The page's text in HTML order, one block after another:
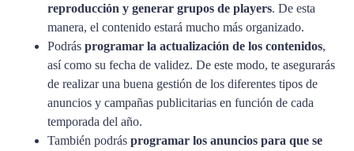
reproducción y generar grupos de players. De esta
manera, el contenido estará mucho más organizado.
Podrás programar la actualización de los contenidos,
así como su fecha de validez. De este modo, te asegurarás
de realizar una buena gestión de los diferentes tipos de
anuncios y campañas publicitarias en función de cada
temporada del año.
También podrás programar los anuncios para que se